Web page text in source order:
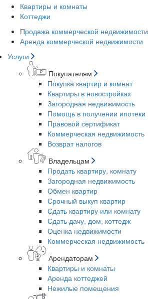
Квартиры и комнаты
Коттеджи
Продажа коммерческой недвижимости
Аренда коммерческой недвижимости
Услуги
Покупателям
Покупка квартир и комнат
Квартиры в новостройках
Загородная недвижимость
Помощь в получении ипотеки
Правовой сертификат
Коммерческая недвижимость
Возврат налогов
Владельцам
Продать квартиру, комнату
Загородная недвижимость
Обмен квартир
Срочный выкуп квартир
Сдать квартиру или комнату
Сдать дачу, дом, коттедж
Оценка недвижимости
Коммерческая недвижимость
Арендаторам
Квартиры и комнаты
Аренда коттеджей
Нежилые помещения